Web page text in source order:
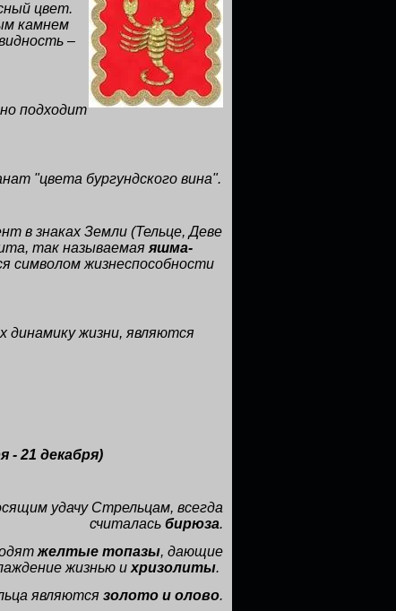
цвет.
камнем
–
подходит
"цвета бургундского вина".
в знаках Земли (Тельце, Деве
так называемая яшма-
символом жизнеспособности
динамику жизни, являются
- 21 декабря)
удачу Стрельцам, всегда
считалась бирюза.
желтые топазы, дающие
жизнью и хризолиты.
являются золото и олово.